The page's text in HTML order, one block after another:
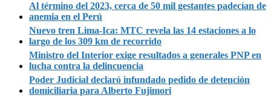
Al término del 2023, cerca de 50 mil gestantes padecían de
anemia en el Perú
Nuevo tren Lima-Ica: MTC revela las 14 estaciones a lo
largo de los 309 km de recorrido
Ministro del Interior exige resultados a generales PNP en
lucha contra la delincuencia
Poder Judicial declaró infundado pedido de detención
domiciliaria para Alberto Fujimori